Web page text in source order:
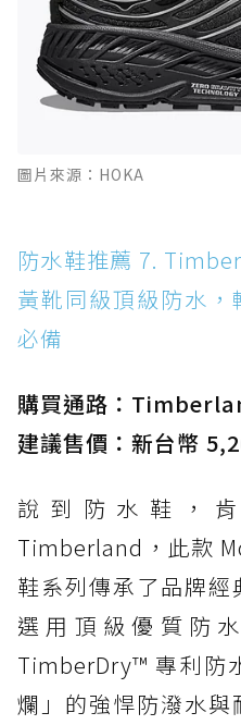
圖片來源：HOKA
防水鞋推薦 7.
黃靴同級頂級防水
必備
購買通路：
建議售價：新台幣
說到防水鞋，
Timberland，此款
鞋系列傳承了品牌經
選用頂級優質防
TimberDry™ 專利防
爛」的強悍防潑水